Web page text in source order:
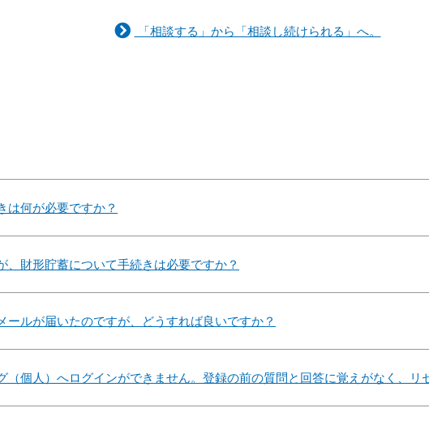
「相談する」から「相談し続けられる」へ。
は何が必要ですか？
、財形貯蓄について手続きは必要ですか？
ールが届いたのですが、どうすれば良いですか？
（個人）へログインができません。登録の前の質問と回答に覚えがなく、リ